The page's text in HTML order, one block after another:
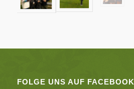
FOLGE UNS AUF FACEBOOK